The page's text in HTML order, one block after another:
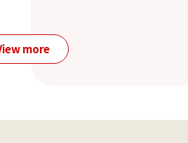
more